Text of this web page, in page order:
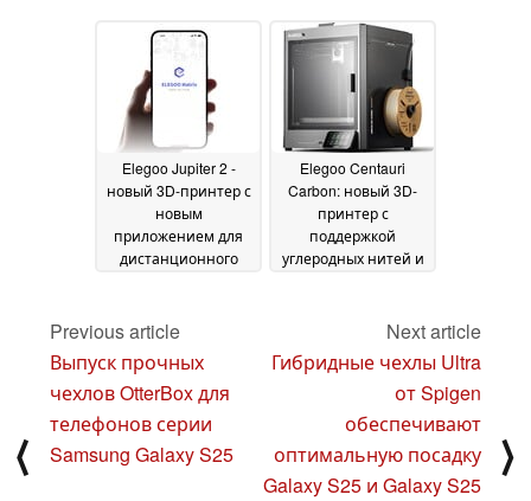
Elegoo Jupiter 2 -
новый 3D-принтер с
новым
приложением для
дистанционного
Elegoo Centauri
Carbon: новый 3D-
принтер с
поддержкой
углеродных нитей и
⟨
Previous article
Выпуск прочных
чехлов OtterBox для
телефонов серии
Samsung Galaxy S25
Next article
Гибридные чехлы Ultra
от Spigen
обеспечивают
оптимальную посадку
Galaxy S25 и Galaxy S25
⟩